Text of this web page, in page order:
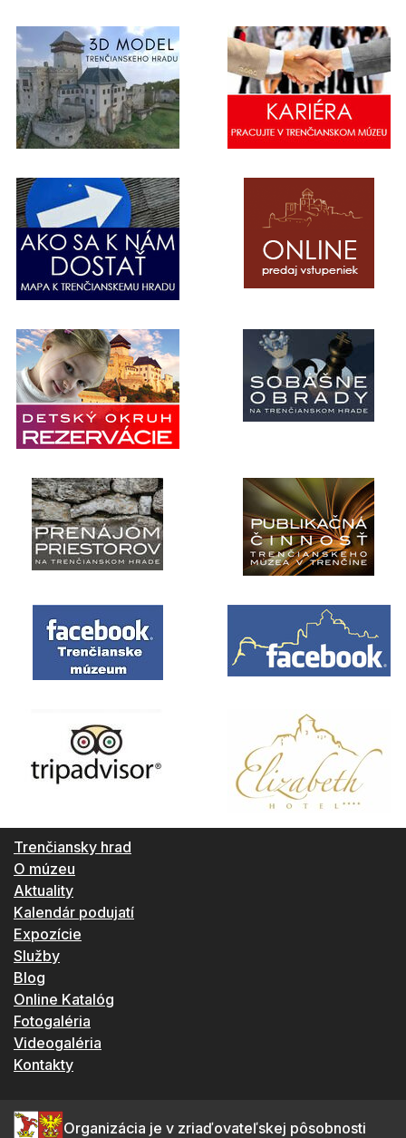
Trenčiansky hrad
O múzeu
Aktuality
Kalendár podujatí
Expozície
Služby
Blog
Online Katalóg
Fotogaléria
Videogaléria
Kontakty
Organizácia je v zriaďovateľskej pôsobnosti